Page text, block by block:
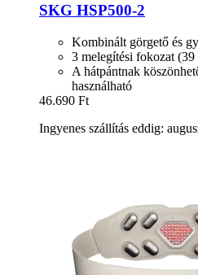
SKG HSP500-​2
Kombinált görgető és
3 melegítési fokozat (39
A hátpántnak
használható
46.690 Ft
Ingyenes szállítás eddig: